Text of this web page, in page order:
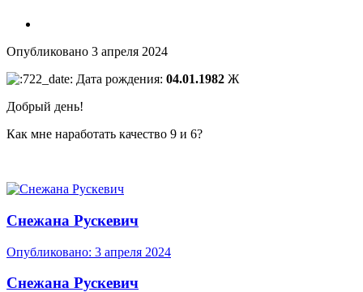
Опубликовано 3 апреля 2024
Дата рождения: 04.01.1982 Ж
Добрый день!
Как мне наработать качество 9 и 6?
Снежана Рускевич
Опубликовано: 3 апреля 2024
Снежана Рускевич